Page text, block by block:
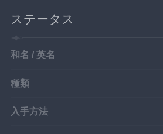
ステータス
和名 / 英名
種類
入手方法